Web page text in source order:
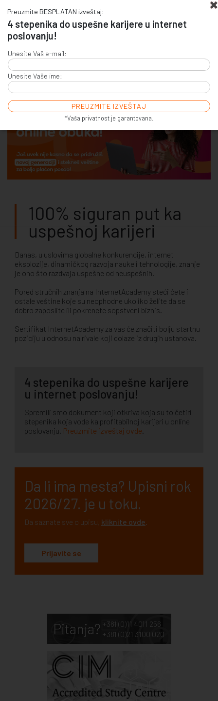
Preuzmite BESPLATAN izveštaj:
4 stepenika do uspešne karijere u internet
poslovanju!
Unesite Vaš e-mail:
Unesite Vaše ime:
*Vaša privatnost je garantovana.
+381 (0)11 7856 156
E-COMMERCE & SALES
ONLINE ADVERTISING
E-BUSINESS & E-MARKETING
Pitanja? +381 (0)11 4011 256
+381 (0)21 3100 020
100% siguran put ka
uspešnoj karijeri
Danas, u uslovima globalne konkurencije, internet
eksplozije, dinamičkog razvoja nauke i tehnologije, znanje
je ono što razdvaja uspešne od neuspešnih.
Pored stručnih znanja na InternetAcademy steći ćete i
ostale veštine koje su neophodne ukoliko želite da se
dobro zaposlite ili pokrenete sopstveni biznis.
Sertifikat InternetAcademy za vas će značiti bolju startnu
poziciju u odnosu na rivale koji dolaze iz drugih ustanova.
4 stepenika do uspešne karijere
u internet poslovanju!
Spremili smo dokument koji otkriva koja su to četiri
stepenika koja vode ka profitabilnoj karijeri u online
poslovanju. Preuzmite izveštaj ovde.
Da li ima mesta? Upisni rok
2026/27. je u toku.
Da saznate sve o upisu, kliknite ovde.
Prijavite se